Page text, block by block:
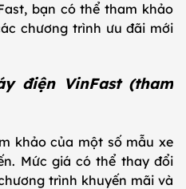
bạn có thể tham khảo
chương trình ưu đãi mới
điện VinFast (tham
khảo của một số mẫu xe
Mức giá có thể thay đổi
trình khuyến mãi và